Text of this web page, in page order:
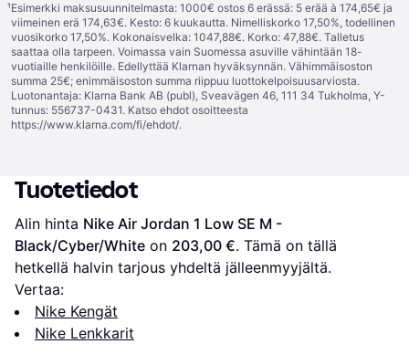
¹Esimerkki maksusuunnitelmasta: 1000€ ostos 6 erässä: 5 erää à 174,65€ ja
viimeinen erä 174,63€. Kesto: 6 kuukautta. Nimelliskorko 17,50%, todellinen
vuosikorko 17,50%. Kokonaisvelka: 1047,88€. Korko: 47,88€. Talletus
saattaa olla tarpeen. Voimassa vain Suomessa asuville vähintään 18-
vuotiaille henkilöille. Edellyttää Klarnan hyväksynnän. Vähimmäisoston
summa 25€; enimmäisoston summa riippuu luottokelpoisuusarviosta.
Luotonantaja: Klarna Bank AB (publ), Sveavägen 46, 111 34 Tukholma, Y-
tunnus: 556737-0431. Katso ehdot osoitteesta
https://www.klarna.com/fi/ehdot/.
Tuotetiedot
Alin hinta Nike Air Jordan 1 Low SE M -
Black/Cyber/White on 203,00 €. Tämä on tällä
hetkellä halvin tarjous yhdeltä jälleenmyyjältä.
Vertaa:
Nike Kengät
Nike Lenkkarit